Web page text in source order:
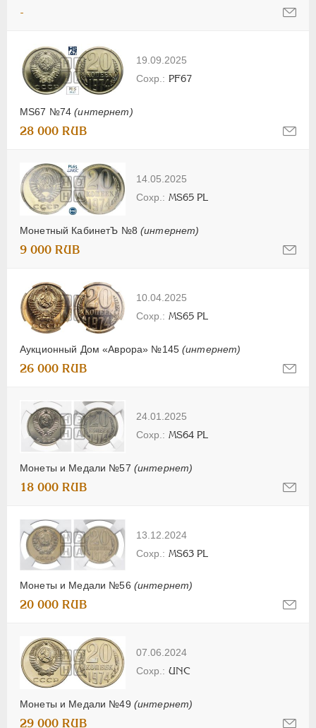
-
19.09.2025
MS67 №74(интернет)
PF67
28 000 RUB
14.05.2025
Монетный КабинетЪ №8 (интернет)
MS65 PL
9 000 RUB
10.04.2025
Аукционный Дом «Аврора» №145(интернет)
MS65 PL
26 000 RUB
24.01.2025
Монеты и Медали №57 (интернет)
MS64 PL
18 000 RUB
13.12.2024
Монеты и Медали №56 (интернет)
MS63 PL
20 000 RUB
07.06.2024
Монеты и Медали №49 (интернет)
UNC
29 000 RUB